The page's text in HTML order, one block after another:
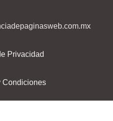
Privacidad
Condiciones